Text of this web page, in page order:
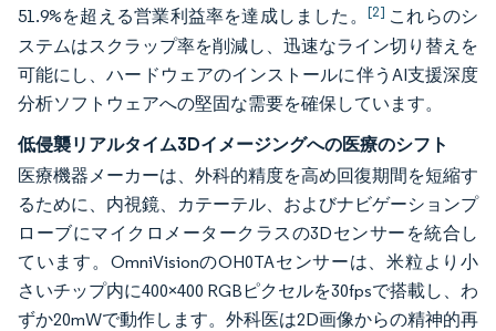
51.9%を超える営業利益率を達成しました。 [2] これらのシ
ステムはスクラップ率を削減し、迅速なライン切り替えを
可能にし、ハードウェアのインストールに伴うAI支援深度
分析ソフトウェアへの堅固な需要を確保しています。
低侵襲リアルタイム3Dイメージングへの医療のシフト
医療機器メーカーは、外科的精度を高め回復期間を短縮す
るために、内視鏡、カテーテル、およびナビゲーションプ
ローブにマイクロメータークラスの3Dセンサーを統合し
ています。OmniVisionのOH0TAセンサーは、米粒より小
さいチップ内に400×400 RGBピクセルを30fpsで搭載し、わ
ずか20mWで動作します。外科医は2D画像からの精神的再